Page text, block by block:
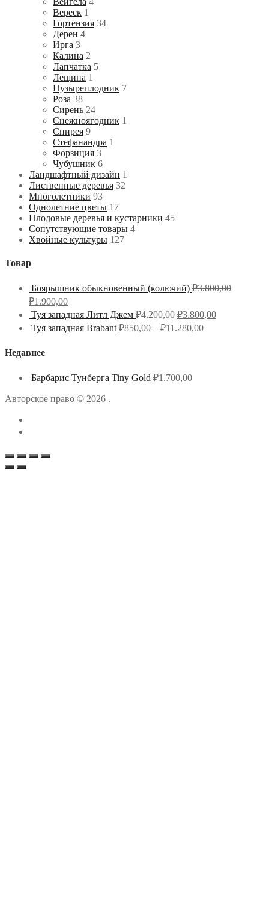
Вереск 1
Гортензия 34
Дерен 4
Ирга 3
Калина 2
Лапчатка 5
Лещина 1
Пузыреплодник 7
Роза 38
Сирень 24
Снежноягодник 1
Спирея 9
Стефанандра 1
Форзиция 3
Чубушник 6
Ландшафтный дизайн 1
Лиственные деревья 32
Многолетники 93
Однолетние цветы 17
Плодовые деревья и кустарники 45
Сопутствующие товары 4
Хвойные культуры 127
Товар
Боярышник обыкновенный (колючий) ₽3.800,00
₽1.900,00
Туя западная Литл Джем ₽4.200,00 ₽3.800,00
Туя западная Brabant ₽850,00 – ₽11.280,00
Недавнее
Барбарис Тунберга Tiny Gold ₽1.700,00
Авторское право © 2026 .